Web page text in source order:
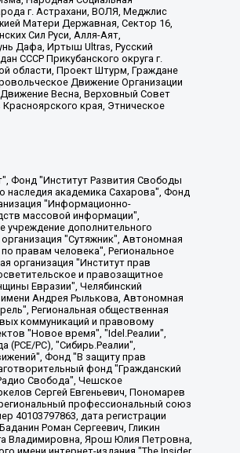
г. Астрахани, ВОЛЯ, Меджлис
Матери Державная, Сектор 16,
Сил Руси, Алля-Аят,
Дафа, Иртыш Ultras, Русский
СССР Прикубанского округа г.
области, Проект Штурм, Граждане
Движение Организации
Весна, Верховный Совет
края, Этническое
Фейгин Марк Захарович, Филимонов Андрей Викторович, Дзугкоева Регина Николаевна, Доброхотов Роман Александрович, Дудь Юрий Александрович, Елкин Сергей Владимирович, Кругликов Кирилл Игоревич, Сабунаева Мария Леонидовна, Семенов Алексей Владимирович, Шаинян Карен Багратович, Шульман Екатерина Михайловна, Асафьев Артур Валерьевич, Вахштайн Виктор Семенович, Венедиктов Алексей Алексеевич, Лушникова Екатерина Евгеньевна, Волков Леонид Михайлович, Невзоров Александр Глебович, Пархоменко Сергей Борисович, Сироткин Ярослав Николаевич, Кара-Мурза Владимир Владимирович, Баранова Наталья Владимировна, Гозман Леонид Яковлевич, Кагарлицкий Борис Юльевич, Климарев Михаил Валерьевич, Милов Владимир Станиславович, Автономная некоммерческая организация Краснодарский центр современного искусства "Типография", Моргенштерн Алишер Тагирович, Соболь Любовь Эдуардовна, Общество с ограниченной ответственностью "ЛИЗА НОРМ", Каспаров Гарри Кимович, Ходорковский Михаил Борисович, Общество с ограниченной ответственностью "Апрельские тезисы", Данилович Ирина Брониславовна, Кашин Олег Владимирович, Петров Николай Владимирович, Пивоваров Алексей Владимирович, Соколов Михаил Владимирович, Цветкова Юлия Владимировна, Чичваркин Евгений Александрович, Комитет против пыток/Команда против пыток, Общество с ограниченной ответственностью "Первый научный", Общество с ограниченной ответственностью "Вертолет и ко", Белоцерковская Вероника Борисовна, Кац Максим Евгеньевич, Лазарева Татьяна Юрьевна, Шаведдинов Руслан Табризович, Яшин Илья Валерьевич, Общество с ограниченной ответственностью "Иноагент ААВ", Алешковский Дмитрий Петрович, Альбац Евгения Марковна, Быков Дмитрий Львович, Галямина Юлия Евгеньевна, Лойко Сергей Леонидович, Мартынов Кирилл Константинович, Медведев Сергей Александрович, Крашенинников Федор Геннадиевич, Гордеева Катерина Вл